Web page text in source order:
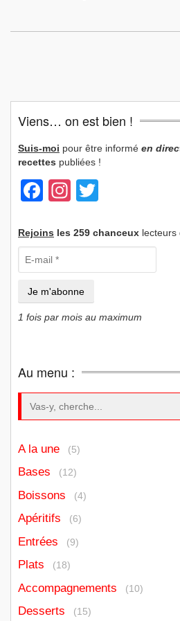
Viens… on est bien !
Suis-moi pour être informé en
recettes publiées !
Facebook
Instagram
Rejoins les 259 chanceux lecteurs
1 fois par mois au maximum
Au menu :
A la une (5)
Bases (12)
Boissons (4)
Apéritifs (6)
Entrées (9)
Plats (18)
Accompagnements (10)
Desserts (15)